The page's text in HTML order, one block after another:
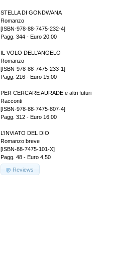
STELLA DI GONDWANA
Romanzo
[ISBN-978-88-7475-232-4]
Pagg. 344 - Euro 20,00
IL VOLO DELL’ANGELO
Romanzo
[ISBN-978-88-7475-233-1]
Pagg. 216 - Euro 15,00
PER CERCARE AURADE e altri futuri
Racconti
[ISBN-978-88-7475-807-4]
Pagg. 312 - Euro 16,00
L’INVIATO DEL DIO
Romanzo breve
[ISBN-88-7475-101-X]
Pagg. 48 - Euro 4,50
Reviews